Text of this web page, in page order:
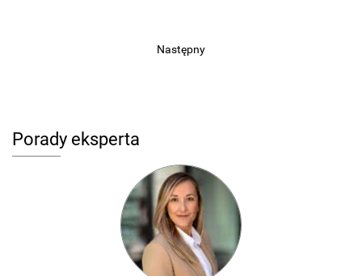
Następny
Porady eksperta